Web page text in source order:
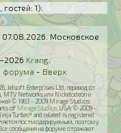
1):
07.08.2026 . Московское
Krang.
форума - Вверх
Jelsoft Enterprises Ltd, перевод от
MTV Networks или Nickelodeon и
© 1983 - 2009 Mirage Studios:
of Mirage StudiosUSA; © 2009 -
Turtles® and related is registered
постмодерируемым, поэтому
сообщения на форуме отражают